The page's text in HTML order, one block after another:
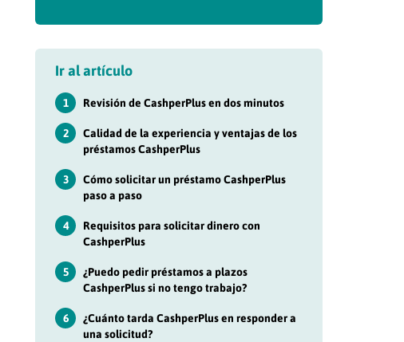
Ir al artículo
1 Revisión de CashperPlus en dos minutos
2
Calidad de la experiencia y ventajas de los
préstamos CashperPlus
3
Cómo solicitar un préstamo CashperPlus
paso a paso
4
Requisitos para solicitar dinero con
CashperPlus
5
¿Puedo pedir préstamos a plazos
CashperPlus si no tengo trabajo?
6
¿Cuánto tarda CashperPlus en responder a
una solicitud?